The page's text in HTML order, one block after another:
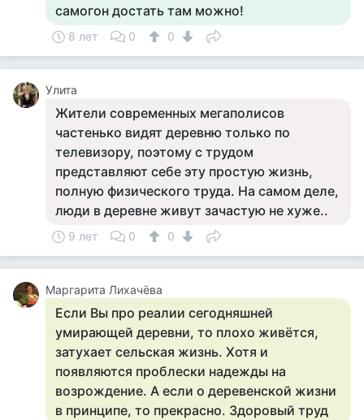
самогон достать там можно!
8 лет 0 0
Улита
Жители современных мегаполисов
частенько видят деревню только по
телевизору, поэтому с трудом
представляют себе эту простую жизнь,
полную физического труда. На самом деле,
люди в деревне живут зачастую не хуже..
9 лет 0 0
Маргарита Лихачёва
Если Вы про реалии сегодняшней
умирающей деревни, то плохо живётся,
затухает сельская жизнь. Хотя и
появляются проблески надежды на
возрождение. А если о деревенской жизни
в принципе, то прекрасно. Здоровый труд